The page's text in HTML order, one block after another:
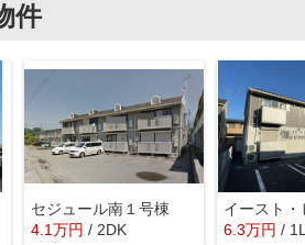
件
セジュール南１号棟
4.1万円 / 2DK
イースト・
6.3万円 /